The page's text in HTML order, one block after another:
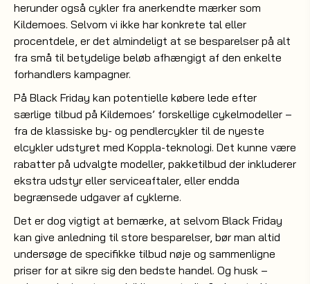
herunder også cykler fra anerkendte mærker som
Kildemoes. Selvom vi ikke har konkrete tal eller
procentdele, er det almindeligt at se besparelser på alt
fra små til betydelige beløb afhængigt af den enkelte
forhandlers kampagner.
På Black Friday kan potentielle købere lede efter
særlige tilbud på Kildemoes’ forskellige cykelmodeller –
fra de klassiske by- og pendlercykler til de nyeste
elcykler udstyret med Koppla-teknologi. Det kunne være
rabatter på udvalgte modeller, pakketilbud der inkluderer
ekstra udstyr eller serviceaftaler, eller endda
begrænsede udgaver af cyklerne.
Det er dog vigtigt at bemærke, at selvom Black Friday
kan give anledning til store besparelser, bør man altid
undersøge de specifikke tilbud nøje og sammenligne
priser for at sikre sig den bedste handel. Og husk –